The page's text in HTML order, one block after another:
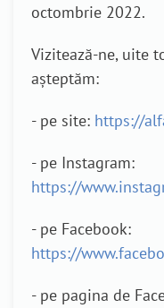
octombrie 2022.
Vizitează-ne, uite
așteptăm:
- pe site: https://
- pe Instagram:
https://
- pe Facebook:
https://
- pe pagina de